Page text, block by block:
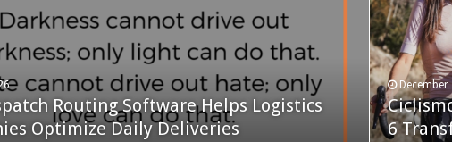
Routing Software Helps Logistics
Optimize Daily Deliveries
6
렉트 레플리카: 명품과 동일한 품질의 합
신흥사
리카로